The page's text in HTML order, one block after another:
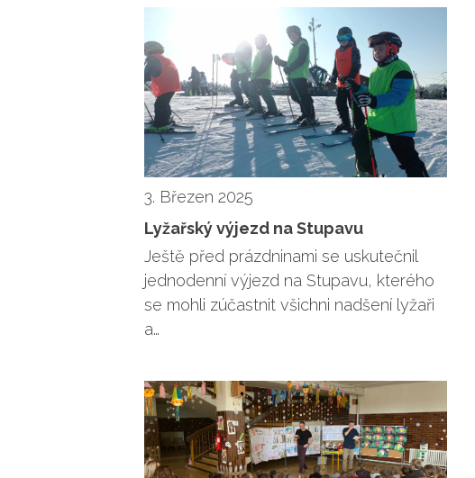
3. Březen 2025
Lyžařský výjezd na Stupavu
Ještě před prázdninami se uskutečnil
jednodenní výjezd na Stupavu, kterého
se mohli zúčastnit všichni nadšení lyžaři
a…